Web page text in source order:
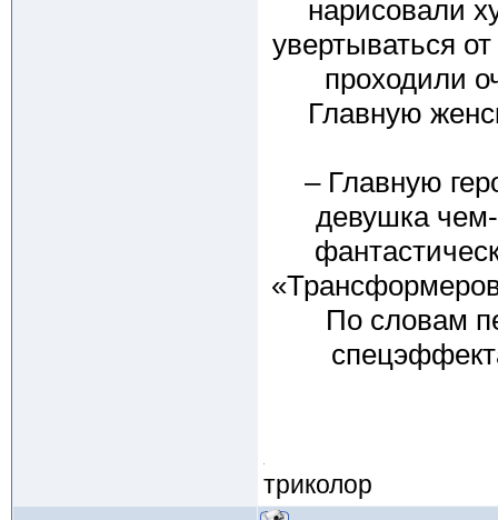
нарисовали
увертываться
проходили
Главную
– Главную
девушка
По словам
триколор